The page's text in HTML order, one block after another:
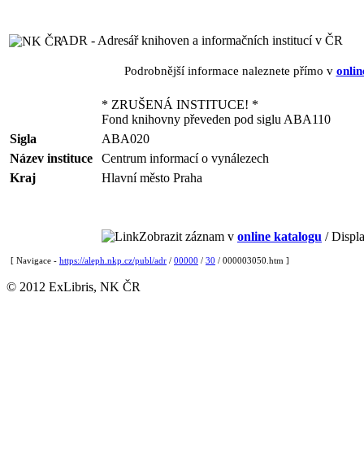
ADR - Adresář knihoven a informačních institucí v ČR
Podrobnější informace naleznete přímo v
* ZRUŠENÁ INSTITUCE! *
Fond knihovny převeden pod siglu ABA110
Sigla
ABA020
Název instituce
Centrum informací o vynálezech
Kraj
Hlavní město Praha
Zobrazit záznam v online katalogu /
[ Navigace - https://aleph.nkp.cz/publ/adr / 00000 / 30 / 000003050.htm ]
© 2012 ExLibris, NK ČR